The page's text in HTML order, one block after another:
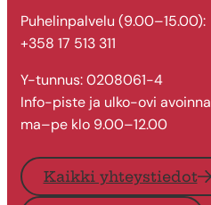
Puhelinpalvelu (9.00–15.00):
+358 17 513 311
Y-tunnus: 0208061-4
Info-piste ja ulko-ovi avoinna
ma–pe klo 9.00–12.00
Kaikki yhteystiedot